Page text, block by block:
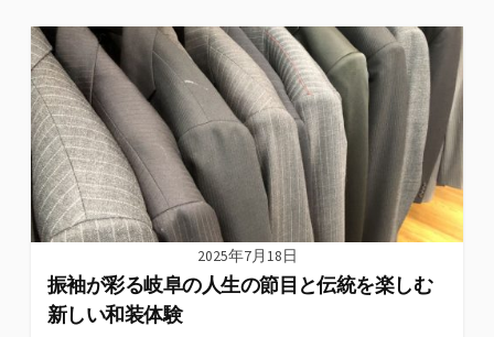
2025年7月18日
振袖が彩る岐阜の人生の節目と伝統を楽しむ
新しい和装体験